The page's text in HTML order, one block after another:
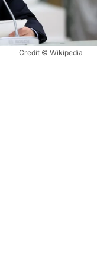
Credit © Wikipedia